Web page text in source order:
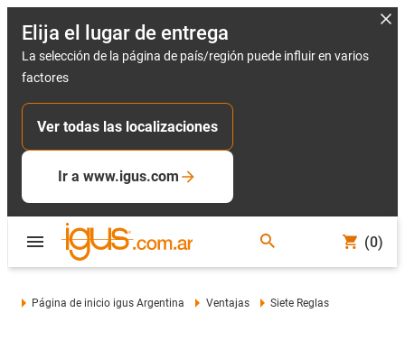
Elija el lugar de entrega
La selección de la página de país/región puede influir en varios
factores
Ver todas las localizaciones
Ir a www.igus.com
(0)
Página de inicio igus Argentina Ventajas Siete Reglas